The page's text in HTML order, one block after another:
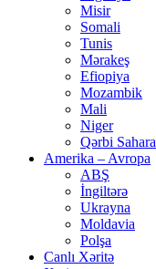
Misir
Somali
Tunis
Mərakeş
Efiopiya
Mozambik
Mali
Niger
Qərbi Sahara
Amerika – Avropa
ABŞ
İngiltərə
Ukrayna
Moldavia
Polşa
Canlı Xəritə